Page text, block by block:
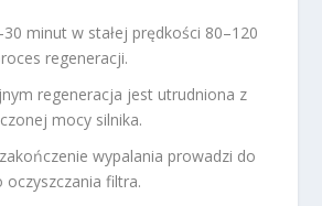
minut w stałej prędkości 80–120
regeneracji.
regeneracja jest utrudniona z
mocy silnika.
wypalania prowadzi do
oczyszczania filtra.